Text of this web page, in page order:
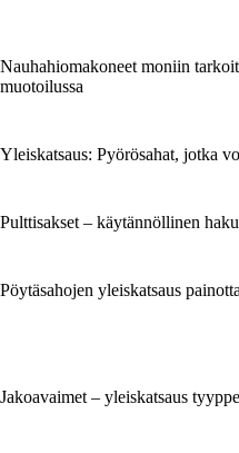
Nauhahiomakoneet moniin
muotoilussa
Yleiskatsaus: Pyörösahat, jotka
Pulttisakset – käytännöllinen
Pöytäsahojen yleiskatsaus
Jakoavaimet – yleiskatsaus